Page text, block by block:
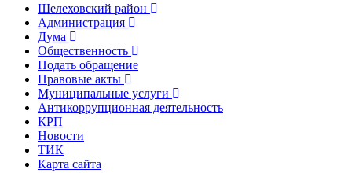
Шелеховский район
Администрация
Дума
Общественность
Подать обращение
Правовые акты
Муниципальные услуги
Антикоррупционная деятельность
КРП
Новости
ТИК
Карта сайта